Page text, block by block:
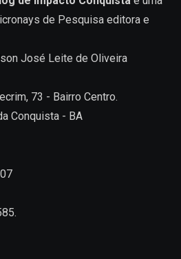
de Pesquisa editora e
José Leite de Oliveira
73 - Bairro Centro.
Conquista - BA